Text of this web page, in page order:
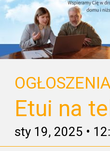
Etui na
sty 19, 2025 •